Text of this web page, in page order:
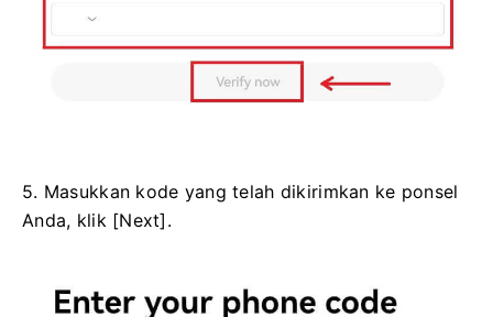
5. Masukkan kode yang telah dikirimkan ke ponsel
Anda, klik [Next].